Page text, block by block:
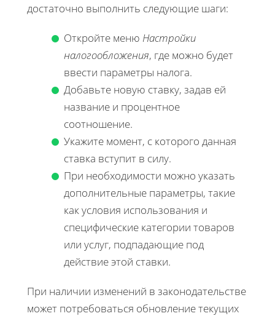
достаточно выполнить следующие шаги:
Откройте меню Настройки
налогообложения, где можно будет
ввести параметры налога.
Добавьте новую ставку, задав ей
название и процентное
соотношение.
Укажите момент, с которого данная
ставка вступит в силу.
При необходимости можно указать
дополнительные параметры, такие
как условия использования и
специфические категории товаров
или услуг, подпадающие под
действие этой ставки.
При наличии изменений в законодательстве
может потребоваться обновление текущих